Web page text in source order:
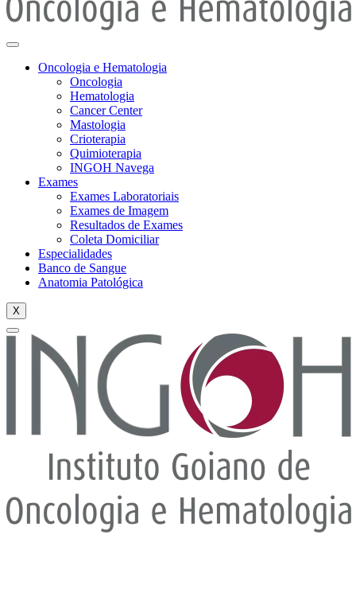
Oncologia e Hematologia
Oncologia
Hematologia
Cancer Center
Mastologia
Crioterapia
Quimioterapia
INGOH Navega
Exames
Exames Laboratoriais
Exames de Imagem
Resultados de Exames
Coleta Domiciliar
Especialidades
Banco de Sangue
Anatomia Patológica
X